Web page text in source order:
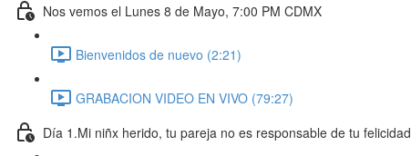
Nos vemos el Lunes 8 de Mayo, 7:00 PM CDMX
Bienvenidos de nuevo (2:21)
GRABACION VIDEO EN VIVO (79:27)
Día 1.Mi niñx herido, tu pareja no es responsable de tu felicidad